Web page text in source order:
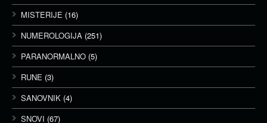
MISTERIJE (16)
NUMEROLOGIJA (251)
PARANORMALNO (5)
RUNE (3)
SANOVNIK (4)
SNOVI (67)